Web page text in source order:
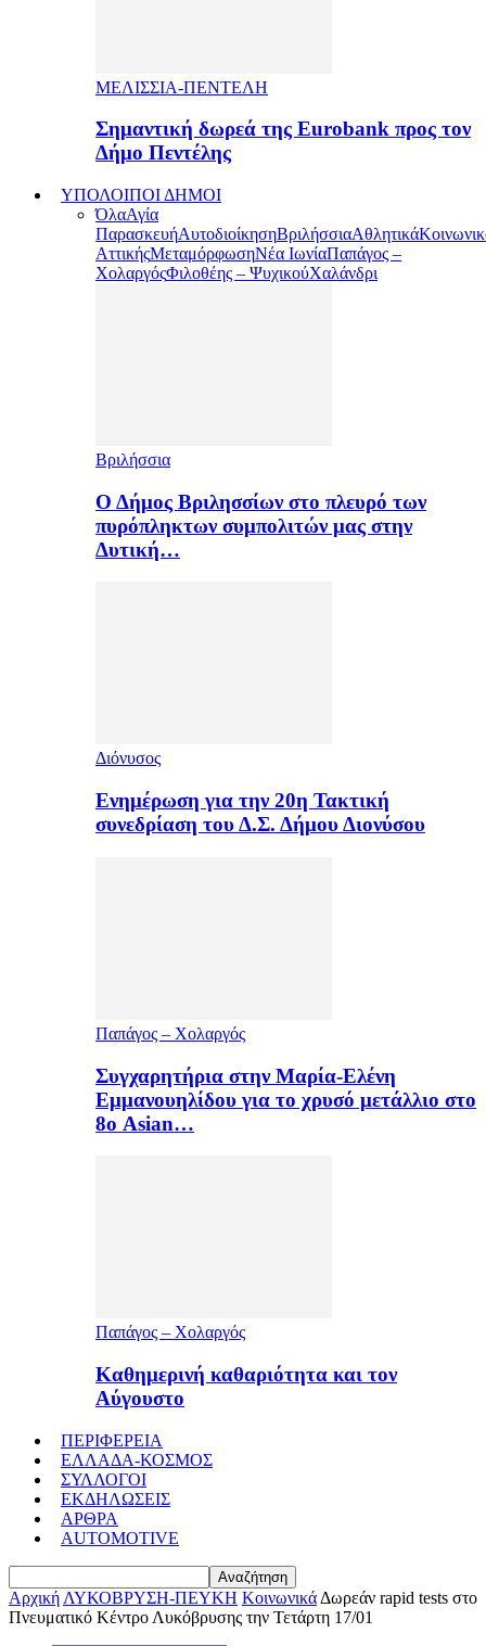
ΜΕΛΙΣΣΙΑ-ΠΕΝΤΕΛΗ
Σημαντική δωρεά της Eurobank προς τον
Δήμο Πεντέλης
ΥΠΟΛΟΙΠΟΙ ΔΗΜΟΙ
ΌλαΑγία
ΠαρασκευήΑυτοδιοίκησηΒριλήσσιαΑθλητικά
ΑττικήςΜεταμόρφωσηΝέα ΙωνίαΠαπάγος –
ΧολαργόςΦιλοθέης – ΨυχικούΧαλάνδρι
Βριλήσσια
Ο Δήμος Βριλησσίων στο πλευρό των
πυρόπληκτων συμπολιτών μας στην
Δυτική…
Διόνυσος
Ενημέρωση για την 20η Τακτική
συνεδρίαση του Δ.Σ. Δήμου Διονύσου
Παπάγος – Χολαργός
Συγχαρητήρια στην Μαρία-Ελένη
Εμμανουηλίδου για το χρυσό μετάλλιο στο
8ο Asian…
Παπάγος – Χολαργός
Καθημερινή καθαριότητα και τον
Αύγουστο
ΠΕΡΙΦΕΡΕΙΑ
ΕΛΛΑΔΑ-ΚΟΣΜΟΣ
ΣΥΛΛΟΓΟΙ
ΕΚΔΗΛΩΣΕΙΣ
ΑΡΘΡΑ
AUTOMOTIVE
Αρχική ΛΥΚΟΒΡΥΣΗ-ΠΕΥΚΗ Κοινωνικά Δωρεάν rapid tests στο
Πνευματικό Κέντρο Λυκόβρυσης την Τετάρτη 17/01